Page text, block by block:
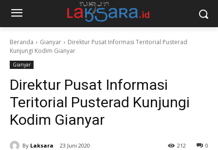
Beranda Gianyar
Direktur Pusat Informasi Teritorial Pusterad
Kunjungi Kodim Gianyar
Gianyar
Direktur Pusat Informasi
Teritorial Pusterad Kunjungi
Kodim Gianyar
By Laksara 23 Juni 2020 0
212